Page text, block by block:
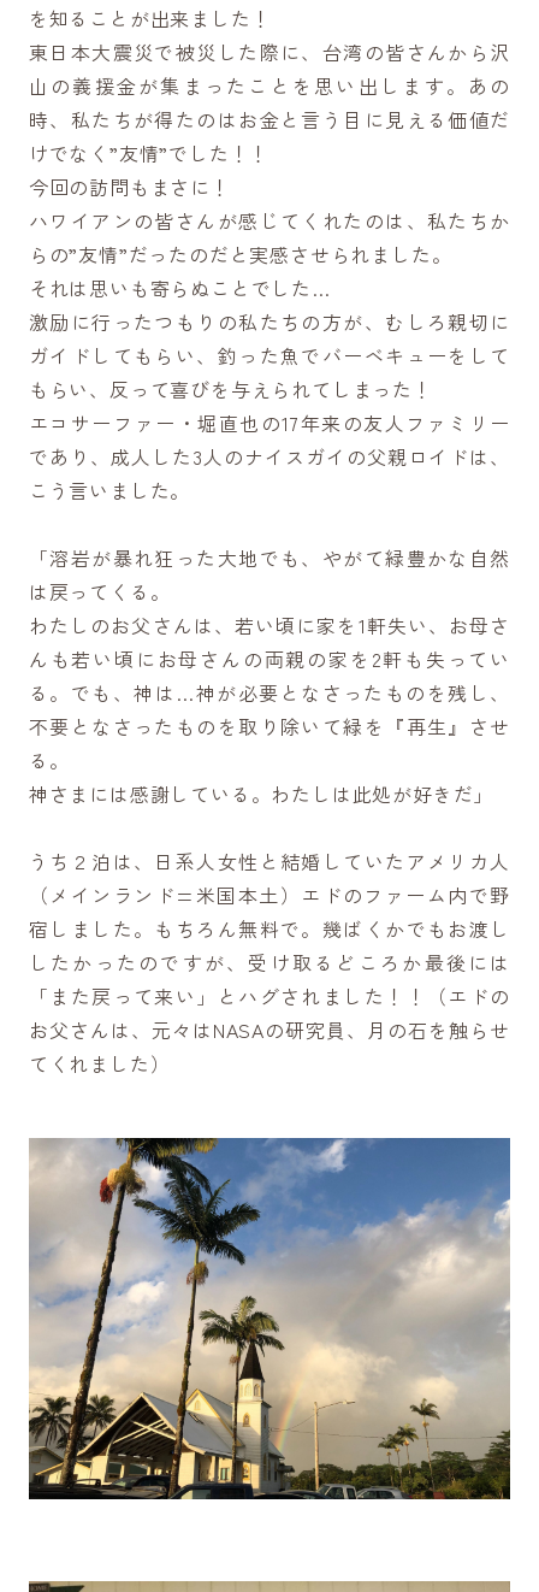
を知ることが出来ました！
東日本大震災で被災した際に、台湾の皆さんから沢
山の義援金が集まったことを思い出します。あの
時、私たちが得たのはお金と言う目に見える価値だ
けでなく”友情”でした！！
今回の訪問もまさに！
ハワイアンの皆さんが感じてくれたのは、私たちか
らの”友情”だったのだと実感させられました。
それは思いも寄らぬことでした…
激励に行ったつもりの私たちの方が、むしろ親切に
ガイドしてもらい、釣った魚でバーベキューをして
もらい、反って喜びを与えられてしまった！
エコサーファー・堀直也の17年来の友人ファミリー
であり、成人した3人のナイスガイの父親ロイドは、
こう言いました。
「溶岩が暴れ狂った大地でも、やがて緑豊かな自然
は戻ってくる。
わたしのお父さんは、若い頃に家を1軒失い、お母さ
んも若い頃にお母さんの両親の家を2軒も失ってい
る。でも、神は…神が必要となさったものを残し、
不要となさったものを取り除いて緑を『再生』させ
る。
神さまには感謝している。わたしは此処が好きだ」
うち２泊は、日系人女性と結婚していたアメリカ人
（メインランド=米国本土）エドのファーム内で野
宿しました。もちろん無料で。幾ばくかでもお渡し
したかったのですが、受け取るどころか最後には
「また戻って来い」とハグされました！！（エドの
お父さんは、元々はNASAの研究員、月の石を触らせ
てくれました）